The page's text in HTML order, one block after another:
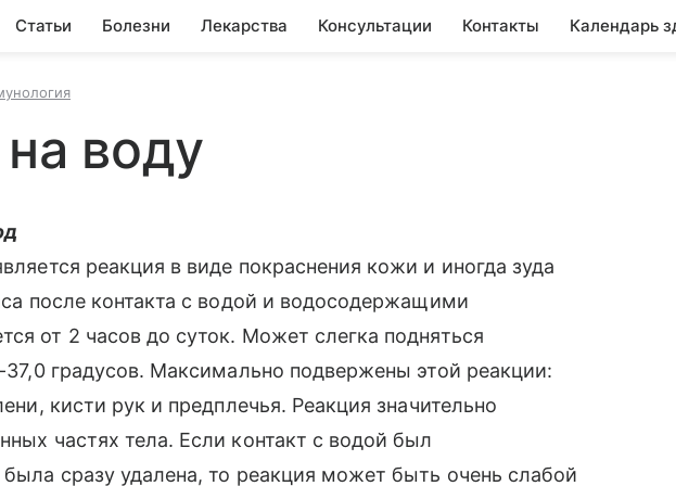
Статьи Болезни Лекарства Консультации Контакты Календарь
воду
реакция в виде покраснения кожи и иногда зуда
после контакта с водой и водосодержащими
от 2 часов до суток. Может слегка подняться
градусов. Максимально подвержены этой реакции:
кисти рук и предплечья. Реакция значительно
частях тела. Если контакт с водой был
сразу удалена, то реакция может быть очень слабой